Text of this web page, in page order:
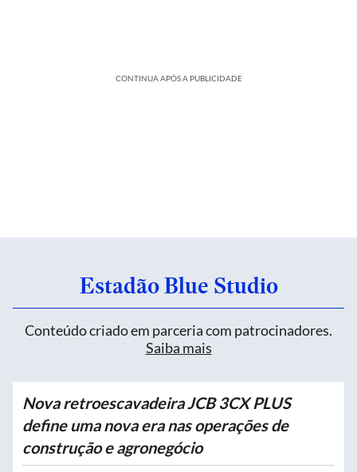
CONTINUA APÓS A PUBLICIDADE
Estadão Blue Studio
Conteúdo criado em parceria com patrocinadores.
Saiba mais
Nova retroescavadeira JCB 3CX PLUS
define uma nova era nas operações de
construção e agronegócio